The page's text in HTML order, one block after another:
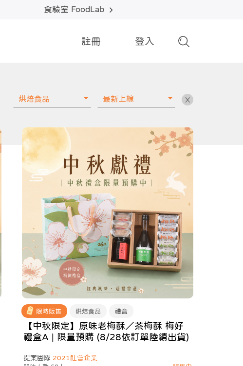
食驗室 FoodLab
註冊 登入
烘焙食品 最新上線 X
限時販售 烘焙食品 禮盒
【中秋限定】原味老梅酥／茶梅酥 梅好
禮盒A | 限量預購 (8/28依訂單陸續出貨)
提案團隊 2021社會企業